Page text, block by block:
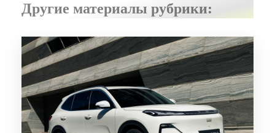
Другие материалы рубрики: